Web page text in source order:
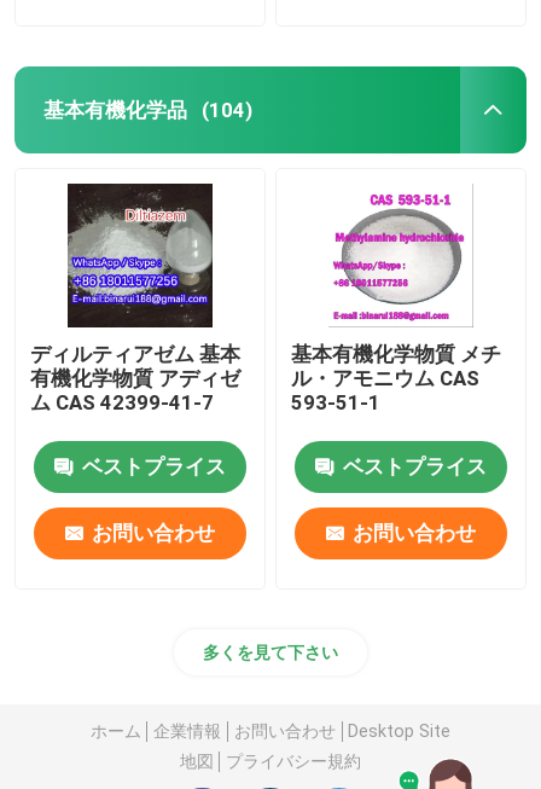
基本有機化学品 (104)
ディルティアゼム 基本
有機化学物質 アディゼ
ム CAS 42399-41-7
ベストプライス
お問い合わせ
基本有機化学物質 メチ
ル・アモニウム CAS
593-51-1
ベストプライス
お問い合わせ
多くを見て下さい
ホーム 企業情報 お問い合わせ
Desktop Site
地図
プライバシー規約